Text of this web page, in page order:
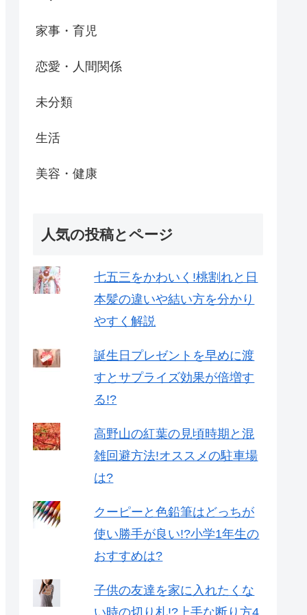
家事・育児
恋愛・人間関係
未分類
生活
美容・健康
人気の投稿とページ
七五三をかわいく!桃割れと日
本髪の違いや結い方を分かり
やすく解説
誕生日プレゼントを早めに渡
すとサプライズ効果が倍増す
る!?
高野山の紅葉の見頃時期と混
雑回避方法!オススメの駐車場
は?
クーピーと色鉛筆はどっちが
使い勝手が良い!?小学1年生の
おすすめは?
子供の友達を家に入れたくな